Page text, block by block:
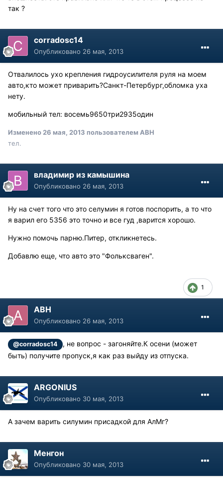
так ?
corradosc14
Опубликовано 26 мая, 2013
Отвалилось ухо крепления гидроусилителя руля на моем
авто,кто может приварить?Санкт-Петербург,обломка уха
нету.
мобильный тел: восемь9650три2935один
Изменено26 мая, 2013 пользователем АВН
тел.
владимир из камышина
Опубликовано 26 мая, 2013
Ну на счет того что это селумин я готов поспорить, а то что
я варил его 5356 это точно и все гуд ,варится хорошо.
Нужно помочь парню.Питер, откликнетесь.
Добавлю еще, что авто это "Фольксваген".
1
АВН
Опубликовано 26 мая, 2013
@corradosc14
, не вопрос - загоняйте.К осени (может
быть) получите пропуск,я как раз выйду из отпуска.
ARGONIUS
Опубликовано 30 мая, 2013
А зачем варить силумин присадкой для АлМг?
Менгон
Опубликовано 30 мая, 2013